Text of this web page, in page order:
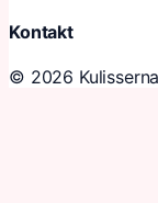
Kontakt
© 2026 Kulisserna